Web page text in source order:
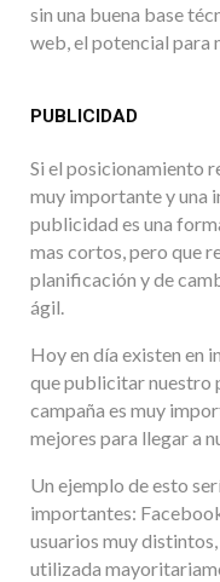
sin una buena base
web, el potencial para
PUBLICIDAD
Si el posicionamiento
muy importante y una
publicidad es una
mas cortos, pero que
planificación y de
ágil.
Hoy en día existen en
que publicitar nuestro
campaña es muy
mejores para llegar a
Un ejemplo de esto
importantes:
usuarios muy
utilizada